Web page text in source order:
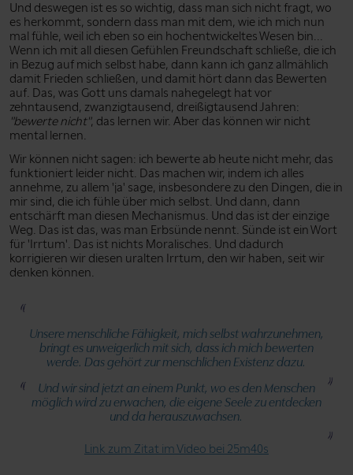
Und deswegen ist es so wichtig, dass man sich nicht fragt, wo
es herkommt, sondern dass man mit dem, wie ich mich nun
mal fühle, weil ich eben so ein hochentwickeltes Wesen bin...
Wenn ich mit all diesen Gefühlen Freundschaft schließe, die ich
in Bezug auf mich selbst habe, dann kann ich ganz allmählich
damit Frieden schließen, und damit hört dann das Bewerten
auf. Das, was Gott uns damals nahegelegt hat vor
zehntausend, zwanzigtausend, dreißigtausend Jahren:
"bewerte nicht", das lernen wir. Aber das können wir nicht
mental lernen.
Wir können nicht sagen: ich bewerte ab heute nicht mehr, das
funktioniert leider nicht. Das machen wir, indem ich alles
annehme, zu allem 'ja' sage, insbesondere zu den Dingen, die in
mir sind, die ich fühle über mich selbst. Und dann, dann
entschärft man diesen Mechanismus. Und das ist der einzige
Weg. Das ist das, was man Erbsünde nennt. Sünde ist ein Wort
für 'Irrtum'. Das ist nichts Moralisches. Und dadurch
korrigieren wir diesen uralten Irrtum, den wir haben, seit wir
denken können.
Unsere menschliche Fähigkeit, mich selbst wahrzunehmen,
bringt es unweigerlich mit sich, dass ich mich bewerten
werde. Das gehört zur menschlichen Existenz dazu.
Und wir sind jetzt an einem Punkt, wo es den Menschen
möglich wird zu erwachen, die eigene Seele zu entdecken
und da herauszuwachsen.
Link zum Zitat im Video bei 25m40s